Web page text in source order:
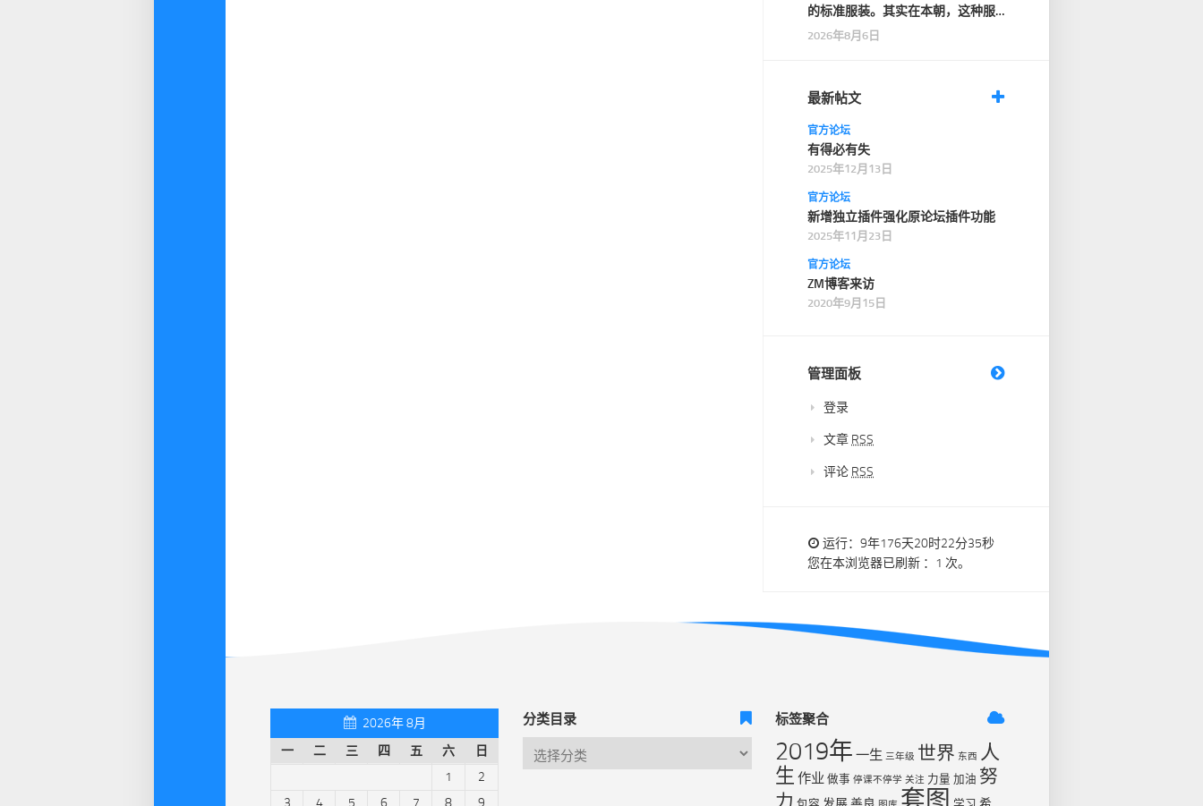
的标准服装。其实在本朝，这种服
装只在一般性的仪式…
2026年8月6日
最新帖文
官方论坛
有得必有失
2025年12月13日
官方论坛
新增独立插件强化原论坛插件功能
2025年11月23日
官方论坛
ZM博客来访
2020年9月15日
管理面板
登录
文章 RSS
评论 RSS
运行：9年176天20时22分35秒
您在本浏览器已刷新 ：1 次。
2026年 8月
一
二 三 四 五 六
日
1
2
3
4 5 6 7 8 9
分类目录 标签聚合
2019年 一生 三年级 世界 东西 人
生 作业 做事 停课不停学 关注 力量 加油 努
力
套图